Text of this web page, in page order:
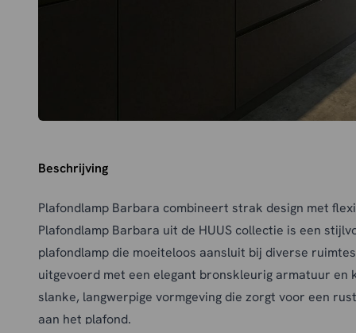
Beschrijving
Plafondlamp Barbara combineert strak design met
Plafondlamp Barbara uit de HUUS collectie is een
plafondlamp die moeiteloos aansluit bij diverse
uitgevoerd met een elegant bronskleurig armatuur en
slanke, langwerpige vormgeving die zorgt voor een
aan het plafond.